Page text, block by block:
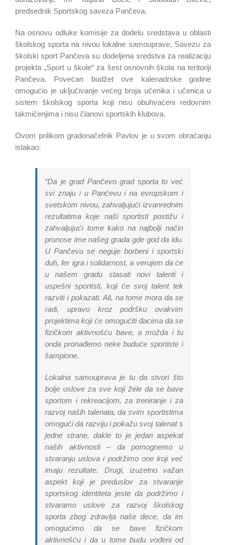
predsednik Sportskog saveza Pančeva.
Na osnovu odluke komisije za dodelu sredstava u oblasti
školskog sporta na nivou lokalne samouprave, Savezu za
školski sport Pančeva su dodeljena sredstva za realizaciju
projekta „Sport u škole“ za šest osnovnih škola na teritoriji
Pančeva. Povećan budžet ove kalenadrske godine
omogućio je uključivanje većeg broja učenika i učenica u
sistem školskog sporta koji nisu obuhvaćeni redovnim
takmičenjima i nisu članovi sportskih klubova.
Ovom prilikom gradonačelnik Pavlov je u svom obraćanju
istakao:
“Da je grad Pančevo grad sporta to već
svi znaju i u Pančevu i na evropskom i
svetskom nivou, zahvaljujući izvanrednim
rezultatima koje naši sportisti postižu i
zahvaljujući tome kako na najbolji način
pronose ime našeg grada gde god da idu.
U Pančevu se neguje borbeni i sportski
duh, fer igra i solidarnost, a verujem da će
u našem gradu stasati novi talenti i
uspešni sportisti, koji će svoj talent tek
razviti i pokazati. Ali, na tome mora da se
radi, upravo kroz podršku ovakvim
projektima koji će omogućiti đacima da se
fizičkom aktivnošću bave, a možda i tu
onda pronađemo neke buduće sportiste i
šampione.
Lokalna samouprava je tu da stvori što
bolje uslove za sve koji žele da se bave
sportom i rekreacijom, za treniranje i za
razvoj naših talenata, da svim sportistima
omogući da razviju i pokažu svoj talenat s
jedne strane, dakle to je jedan aspekat
naših aktivnosti – da pomognemo u
stvaranju uslova i podržimo one koji već
imaju rezultate. Drugi, izuzetno važan
aspekt koji je preduslov za stvaranje
sportskog identiteta jeste da podržimo i
stvaramo uslove za razvoj školskog
sporta zbog zdravlja naše dece, da im
omogućimo da se bave fizičkom
aktivnošću i da u tome budu vođeni od